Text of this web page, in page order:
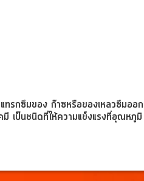
รกซึมของ ก๊าซหรือของเหลวซึมออก
มี เป็นชนิดที่ให้ความแข็งแรงที่อุณหภูมิ